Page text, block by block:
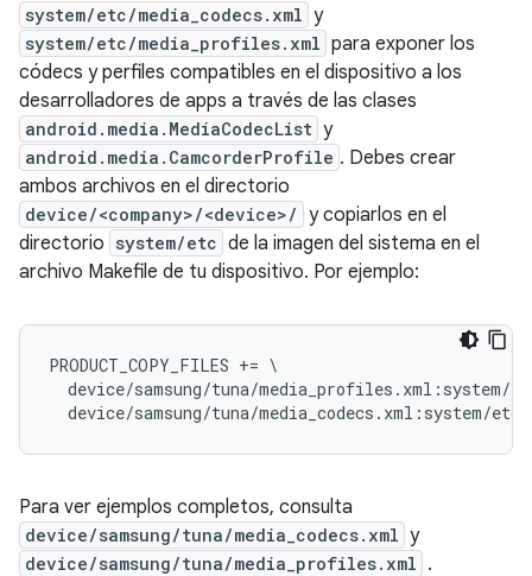
system/etc/media_codecs.xml y
system/etc/media_profiles.xml para exponer los
códecs y perfiles compatibles en el dispositivo a los
desarrolladores de apps a través de las clases
android.media.MediaCodecList y
android.media.CamcorderProfile . Debes crear
ambos archivos en el directorio
device/<company>/<device>/ y copiarlos en el
directorio system/etc de la imagen del sistema en el
archivo Makefile de tu dispositivo. Por ejemplo:
PRODUCT_COPY_FILES += \
device/samsung/tuna/media_profiles.xml:system/
Para ver ejemplos completos, consulta
device/samsung/tuna/media_codecs.xml y
device/samsung/tuna/media_profiles.xml .